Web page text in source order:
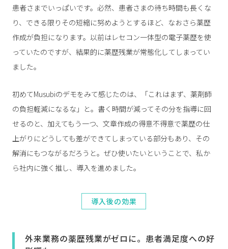
患者さまでいっぱいです。必然、患者さまの待ち時間も長くな
り、できる限りその短縮に努めようとするほど、なおさら薬歴
作成が負担になります。以前はレセコン一体型の電子薬歴を使
っていたのですが、結果的に薬歴残業が常態化してしまってい
ました。
初めてMusubiのデモをみて感じたのは、「これはまず、薬剤師
の負担軽減になるな」と。書く時間が減ってその分を指導に回
せるのと、加えてもう一つ、文章作成の得意不得意で薬歴の仕
上がりにどうしても差ができてしまっている部分もあり、その
解消にもつながるだろうと。ぜひ使いたいということで、私か
ら社内に強く推し、導入を進めました。
導入後の効果
外来業務の薬歴残業がゼロに。患者満足度への好